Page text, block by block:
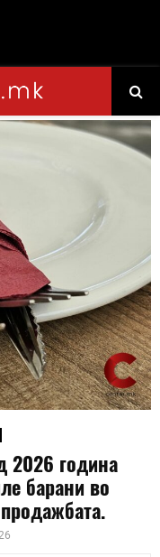
2026 година
барани во